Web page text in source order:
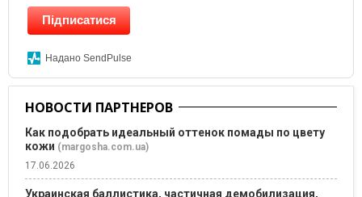
Підписатися
Надано SendPulse
НОВОСТИ ПАРТНЕРОВ
Как подобрать идеальный оттенок помады по цвету
кожи (margosha.com.ua)
17.06.2026
Украинская баллистика, частичная демобилизация,